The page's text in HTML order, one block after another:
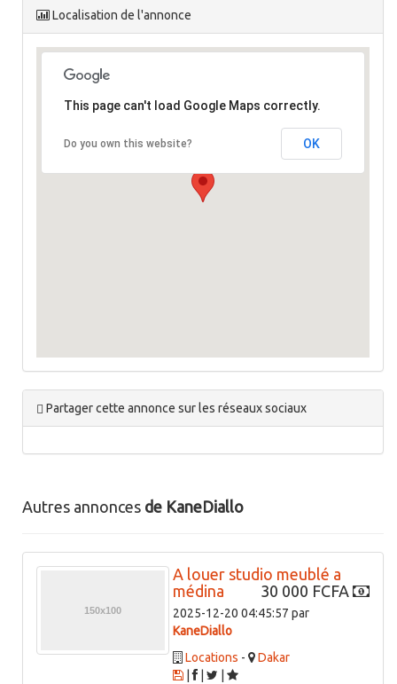
Localisation de l'annonce
This page can't load Google Maps correctly.
Do you own this website? OK
Partager cette annonce sur les réseaux sociaux
Autres annonces de KaneDiallo
A louer studio meublé a
médina
30 000 FCFA
2025-12-20 04:45:57 par
KaneDiallo
Locations -
Dakar
|